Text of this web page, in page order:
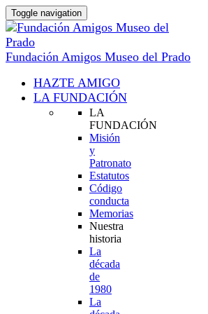
Toggle navigation
Fundación Amigos Museo del Prado
HAZTE AMIGO
LA FUNDACIÓN
LA
FUNDACIÓN
Misión
y
Patronato
Estatutos
Código
conducta
Memorias
Nuestra
historia
La
década
de
1980
La